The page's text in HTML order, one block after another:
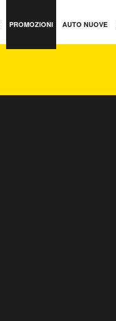
PROMOZIONI AUTO NUOVE